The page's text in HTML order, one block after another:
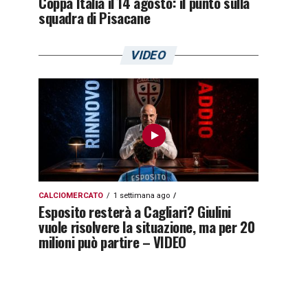
squadra di Pisacane
VIDEO
CALCIOMERCATO 1 settimana ago
Esposito resterà a Cagliari? Giulini
vuole risolvere la situazione, ma per 20
milioni può partire – VIDEO